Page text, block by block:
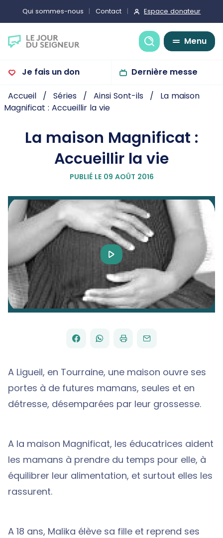
Qui sommes-nous Contact Espace donateur
Recherche
Menu
Je fais un don Dernière messe
Accueil Séries Ainsi Sont-ils
La maison
Magnificat : Accueillir la vie
La maison Magnificat :
Accueillir la vie
PUBLIÉ LE 09 AOÛT 2016
Play
Video
PARTAGER
FACEBOOK
PARTAGER
WHATSAPP
IMPRIMERENVOYER
PAR
EMAIL
A Ligueil, en Tourraine, une maison ouvre ses
portes à de futures mamans, seules et en
détresse, désemparées par leur grossesse.
A la maison Magnificat, les éducatrices aident
les mamans à prendre du temps pour elle, à
équilibrer leur alimentation, et surtout elles les
rassurent.
A 18 ans, Malika élève sa fille et reprend ses